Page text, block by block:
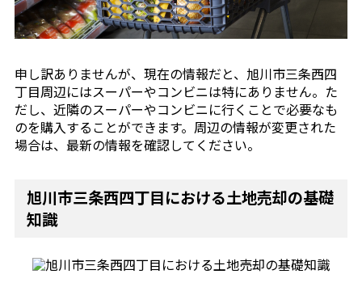
申し訳ありませんが、現在の情報だと、旭川市三条西四
丁目周辺にはスーパーやコンビニは特にありません。た
だし、近隣のスーパーやコンビニに行くことで必要なも
のを購入することができます。周辺の情報が変更された
場合は、最新の情報を確認してください。
旭川市三条西四丁目における土地売却の基礎
知識